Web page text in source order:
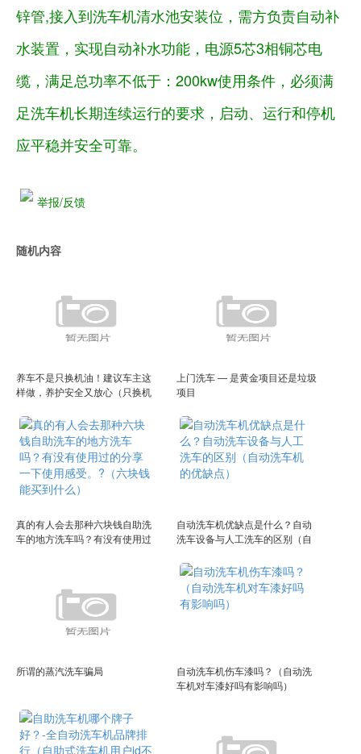
锌管,接入到洗车机清水池安装位，需方负责自动补
水装置，实现自动补水功能，电源5芯3相铜芯电
缆，满足总功率不低于：200kw使用条件，必须满
足洗车机长期连续运行的要求，启动、运行和停机
应平稳并安全可靠。
举报/反馈
随机内容
养车不是只换机油！建议车主这
样做，养护安全又放心（只换机
上门洗车 — 是黄金项目还是垃圾
项目
真的有人会去那种六块钱自助洗
车的地方洗车吗？有没有使用过
自动洗车机优缺点是什么？自动
洗车设备与人工洗车的区别（自
所谓的蒸汽洗车骗局
自动洗车机伤车漆吗？（自动洗
车机对车漆好吗有影响吗）